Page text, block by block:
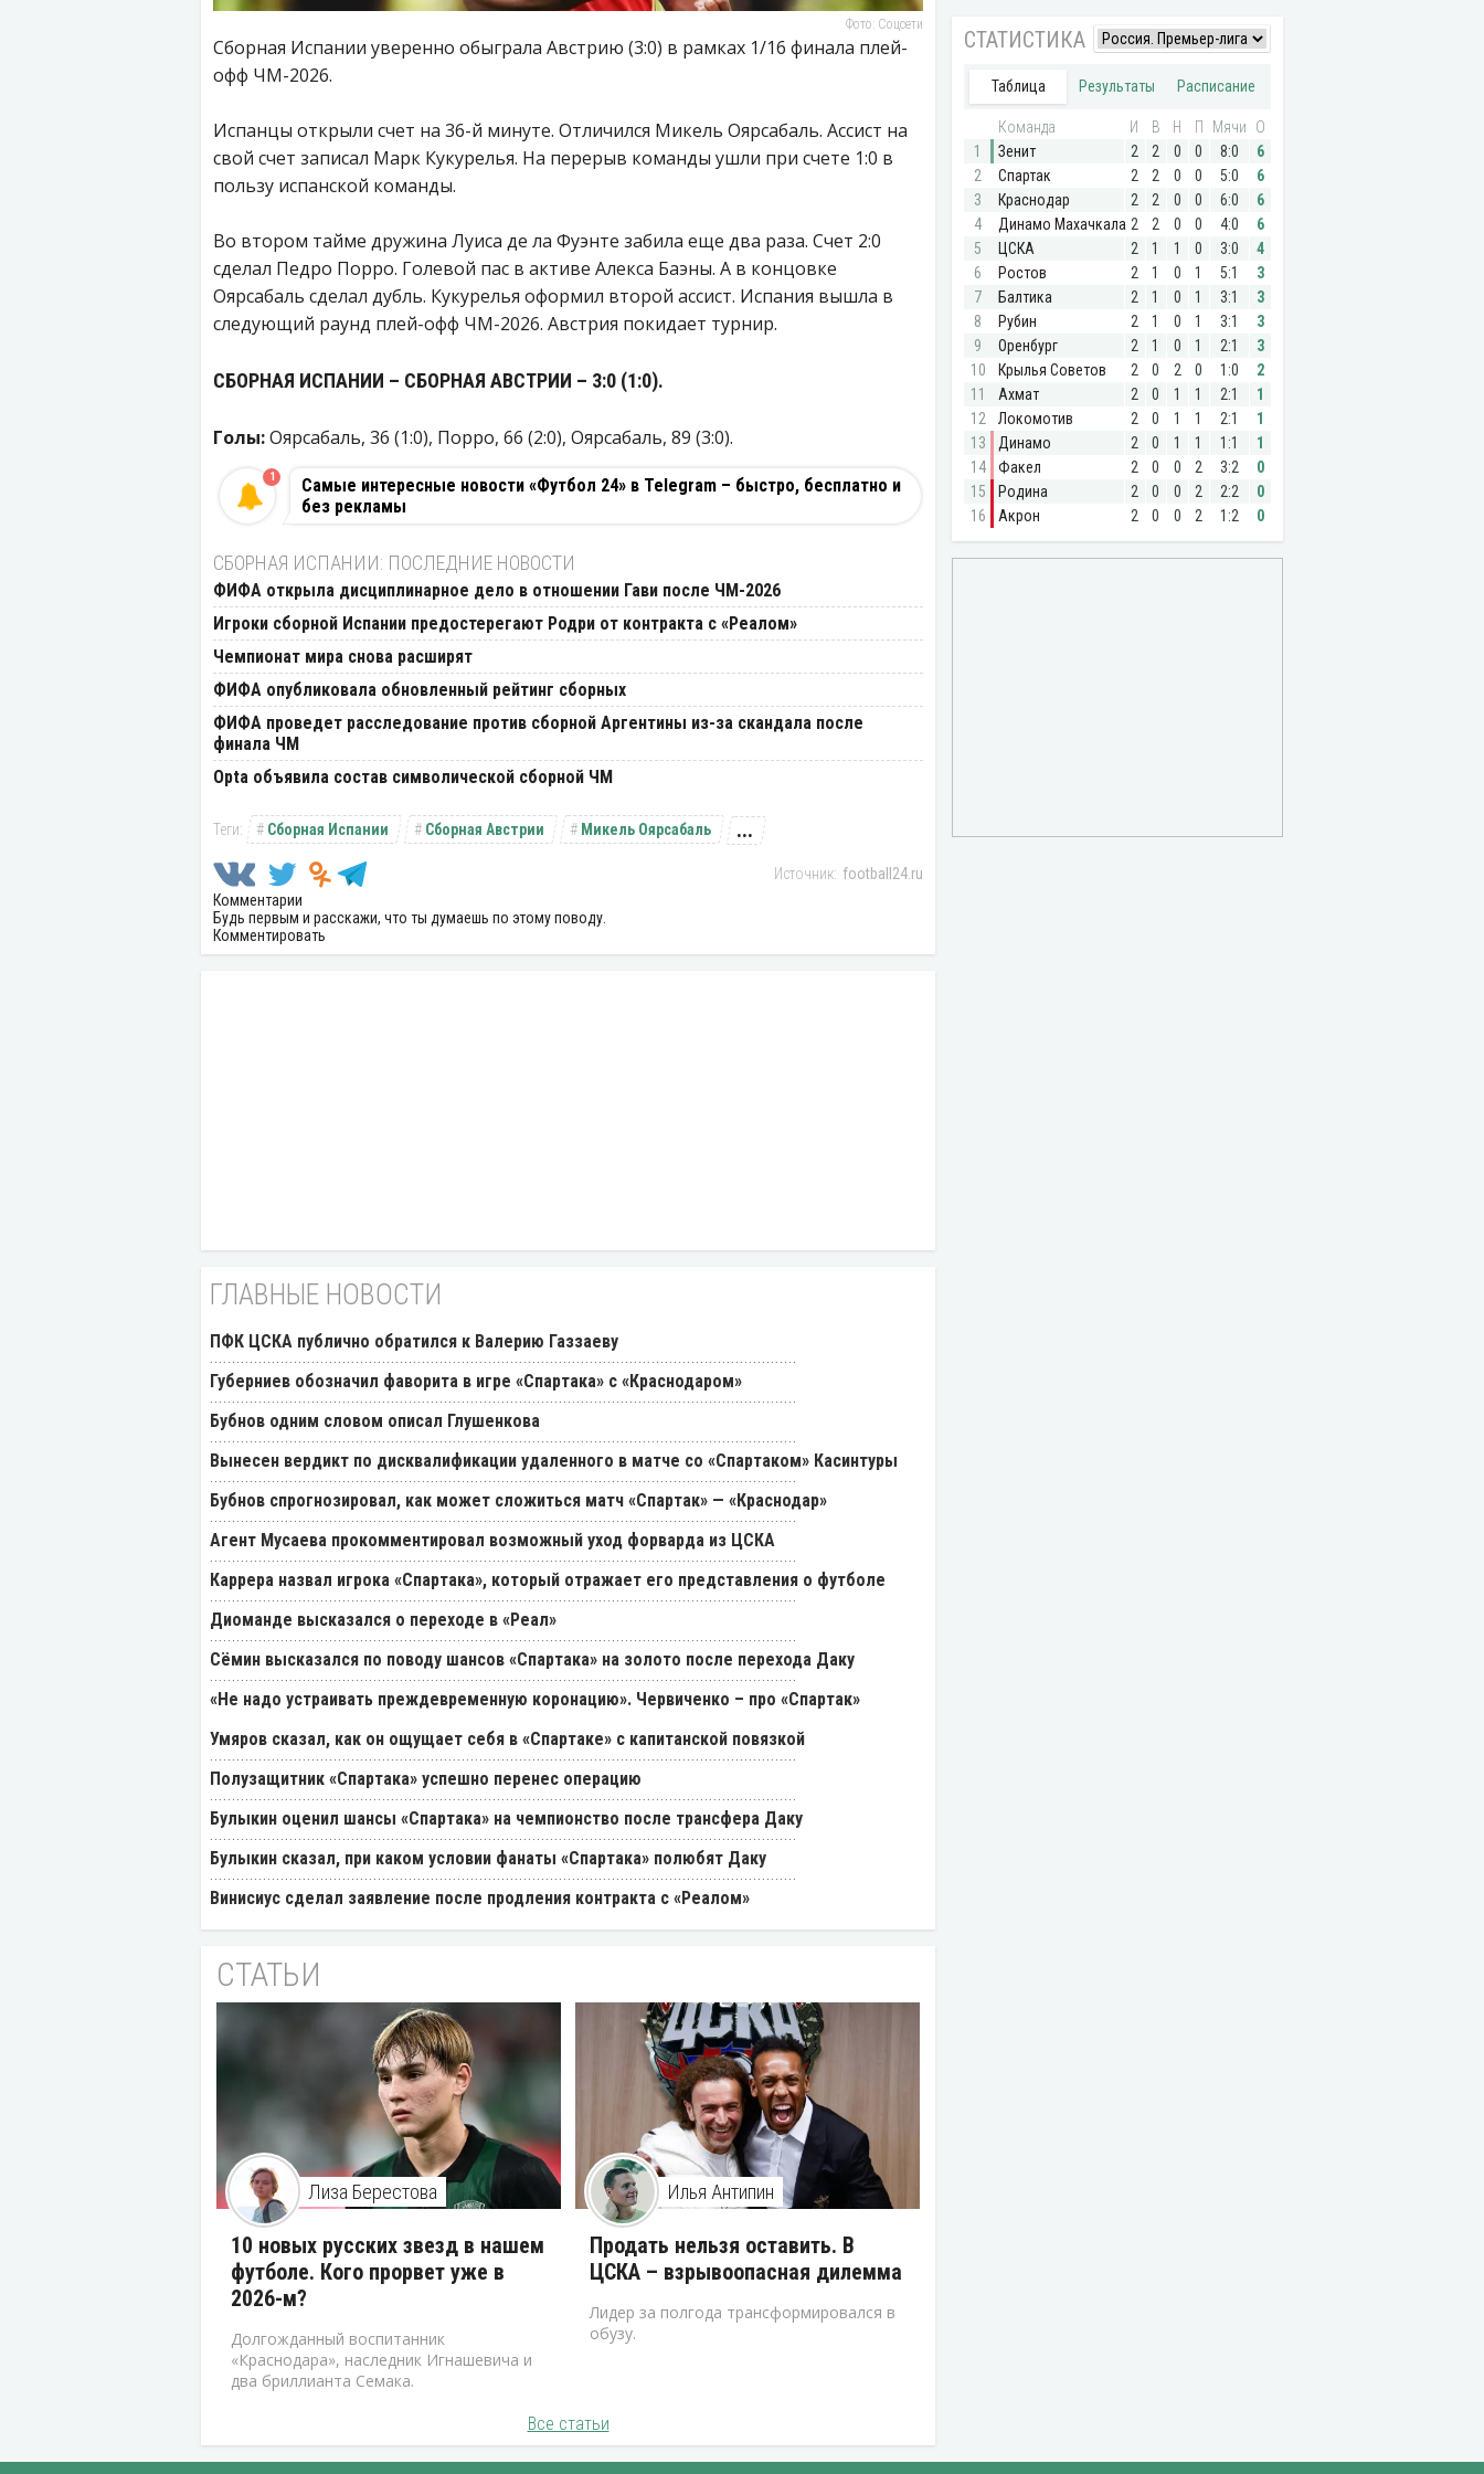
Фото: Соцсети
Сборная Испании уверенно обыграла Австрию (3:0) в рамках 1/16 финала плей-
офф ЧМ-2026.
Испанцы открыли счет на 36-й минуте. Отличился Микель Оярсабаль. Ассист на
свой счет записал Марк Кукурелья. На перерыв команды ушли при счете 1:0 в
пользу испанской команды.
Во втором тайме дружина Луиса де ла Фуэнте забила еще два раза. Счет 2:0
сделал Педро Порро. Голевой пас в активе Алекса Баэны. А в концовке
Оярсабаль сделал дубль. Кукурелья оформил второй ассист. Испания вышла в
следующий раунд плей-офф ЧМ-2026. Австрия покидает турнир.
СБОРНАЯ ИСПАНИИ – СБОРНАЯ АВСТРИИ – 3:0 (1:0).
Голы:Оярсабаль, 36 (1:0), Порро, 66 (2:0), Оярсабаль, 89 (3:0).
Самые интересные новости «Футбол 24» в Telegram – быстро, бесплатно и
без рекламы
1
СБОРНАЯ ИСПАНИИ: ПОСЛЕДНИЕ НОВОСТИ
ФИФА открыла дисциплинарное дело в отношении Гави после ЧМ-2026
Игроки сборной Испании предостерегают Родри от контракта с «Реалом»
Чемпионат мира снова расширят
ФИФА опубликовала обновленный рейтинг сборных
ФИФА проведет расследование против сборной Аргентины из-за скандала после
финала ЧМ
Opta объявила состав символической сборной ЧМ
Сборная Испании Сборная Австрии Микель Оярсабаль ...
football24.ru
Комментарии
Будь первым и расскажи, что ты думаешь по этому поводу.
Комментировать
ГЛАВНЫЕ НОВОСТИ
ПФК ЦСКА публично обратился к Валерию Газзаеву
Губерниев обозначил фаворита в игре «Спартака» с «Краснодаром»
Бубнов одним словом описал Глушенкова
Вынесен вердикт по дисквалификации удаленного в матче со «Спартаком» Касинтуры
Бубнов спрогнозировал, как может сложиться матч «Спартак» — «Краснодар»
Агент Мусаева прокомментировал возможный уход форварда из ЦСКА
Каррера назвал игрока «Спартака», который отражает его представления о футболе
Диоманде высказался о переходе в «Реал»
Cёмин высказался по поводу шансов «Спартака» на золото после перехода Даку
«Не надо устраивать преждевременную коронацию». Червиченко – про «Спартак»
Умяров сказал, как он ощущает себя в «Спартаке» с капитанской повязкой
Полузащитник «Спартака» успешно перенес операцию
Булыкин оценил шансы «Спартака» на чемпионство после трансфера Даку
Булыкин сказал, при каком условии фанаты «Спартака» полюбят Даку
Винисиус сделал заявление после продления контракта с «Реалом»
СТАТЬИ
Лиза Берестова
10 новых русских звезд в нашем
футболе. Кого прорвет уже в
2026-м?
Долгожданный воспитанник
«Краснодара», наследник Игнашевича и
два бриллианта Семака.
Илья Антипин
Продать нельзя оставить. В
ЦСКА – взрывоопасная дилемма
Лидер за полгода трансформировался в
обузу.
Все статьи